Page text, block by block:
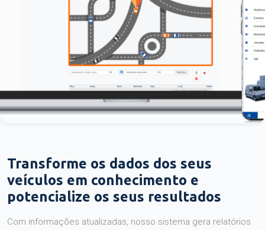
Transforme os dados dos seus
veículos em conhecimento e
potencialize os seus resultados
Com informações atualizadas, nosso sistema gera relatórios